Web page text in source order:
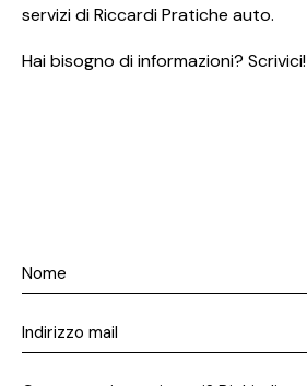
servizi di Riccardi Pratiche auto.
Hai bisogno di informazioni? Scrivici!